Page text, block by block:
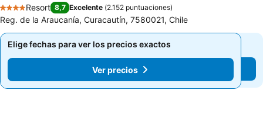
4 Estrellas
Resort 8,7 Excelente (2.152 puntuaciones)
Reg. de la Araucanía, Curacautín, 7580021, Chile
Elige fechas para ver los precios exactos
Ver precios
Elige fechas para ver los precios exactos
Ver precios